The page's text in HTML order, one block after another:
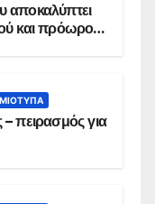
αποκαλύπτει
και πρόωρου
πειρασμός για